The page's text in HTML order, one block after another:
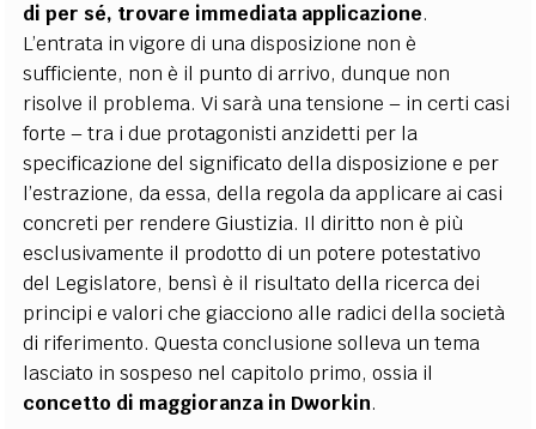
di per sé, trovare immediata applicazione.
L’entrata in vigore di una disposizione non è
sufficiente, non è il punto di arrivo, dunque non
risolve il problema. Vi sarà una tensione – in certi casi
forte – tra i due protagonisti anzidetti per la
specificazione del significato della disposizione e per
l’estrazione, da essa, della regola da applicare ai casi
concreti per rendere Giustizia. Il diritto non è più
esclusivamente il prodotto di un potere potestativo
del Legislatore, bensì è il risultato della ricerca dei
principi e valori che giacciono alle radici della società
di riferimento. Questa conclusione solleva un tema
lasciato in sospeso nel capitolo primo, ossia il
concetto di maggioranza in Dworkin.